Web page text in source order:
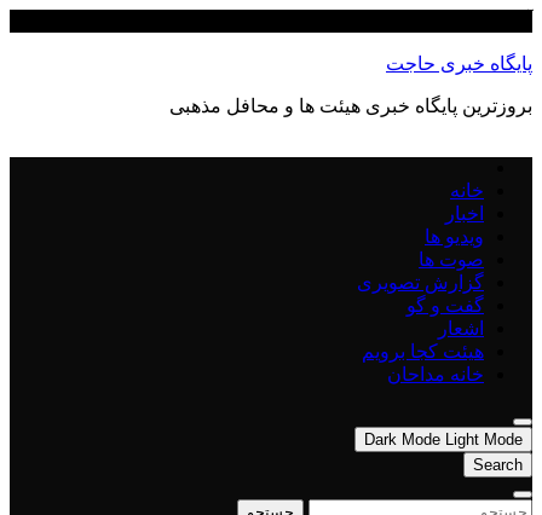
content
پایگاه خبری حاجت
بروزترین پایگاه‌ خبری هیئت ها و محافل مذهبی
خانه
اخبار
ویدیو ها
صوت ها
گزارش تصویری
گفت و گو
اشعار
هیئت کجا برویم
خانه مداحان
Dark Mode Light Mode
Search
جستجو